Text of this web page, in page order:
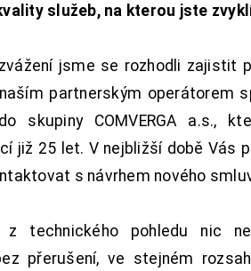
služeb, na kterou jste
jsme se rozhodli zajistit
partnerským operátorem
skupiny COMVERGA a.s.,
již 25 let. V nejbližší době Vás
s návrhem nového
technického pohledu nic
přerušení, ve stejném